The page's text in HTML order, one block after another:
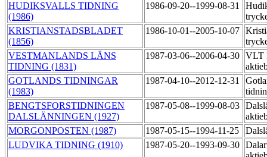
HUDIKSVALLS TIDNING
(1986)
1986-09-20--1999-08-31
KRISTIANSTADSBLADET
(1856)
1986-10-01--2005-10-07
VESTMANLANDS LÄNS
TIDNING (1831)
1987-03-06--2006-04-30 VLT
GOTLANDS TIDNINGAR
(1983)
1987-04-10--2012-12-31
BENGTSFORSTIDNINGEN
DALSLÄNNINGEN (1927)
1987-05-08--1999-08-03
MORGONPOSTEN (1987)
1987-05-15--1994-11-25
LUDVIKA TIDNING (1910)
1987-05-20--1993-09-30